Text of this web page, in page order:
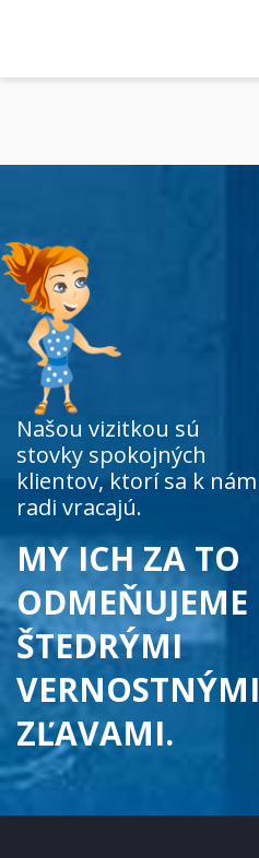
Našou vizitkou sú
stovky spokojných
klientov, ktorí sa k nám
radi vracajú.
MY ICH ZA TO
ODMEŇUJEME
ŠTEDRÝMI
VERNOSTNÝMI
ZĽAVAMI.